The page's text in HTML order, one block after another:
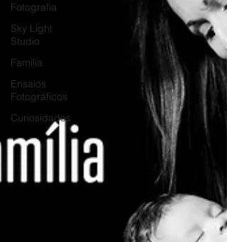
Fotografia
Sky Light
Studio
Família
Ensaios
Fotográficos
Curiosidades